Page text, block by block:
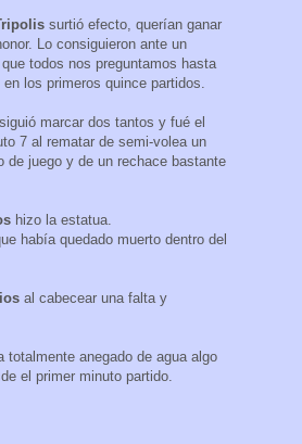
surtió efecto, querían ganar
Lo consiguieron ante un
todos nos preguntamos hasta
los primeros quince partidos.
marcar dos tantos y fué el
7 al rematar de semi-volea un
de juego y de un rechace bastante
hizo la estatua.
había quedado muerto dentro del
al cabecear una falta y
totalmente anegado de agua algo
el primer minuto partido.